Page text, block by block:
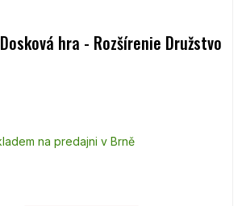
hra - Rozšírenie Družstvo
na predajni v Brně